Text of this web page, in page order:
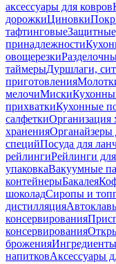
аксессуары для ковров
дорожкиЦиновки
тафтинговые
принадлежности
овощерезки
таймерыДуршлаги,
приготовления
мелочиМиски
прихваткиКухонные
салфеткиОрганизация
храненияОрганайзеры
специйПосуда для
рейлингиРейлинги
упаковкаВакуумные
контейнерыБакалея
шоколадСиропы и
дистилляция
консервирования
консервирования
брожения
напитковАксессуары